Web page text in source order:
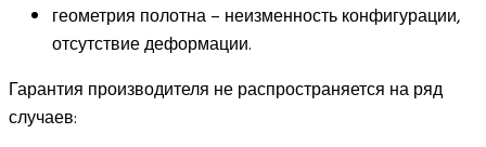
геометрия полотна – неизменность конфигурации,
отсутствие деформации.
Гарантия производителя не распространяется на ряд
случаев: